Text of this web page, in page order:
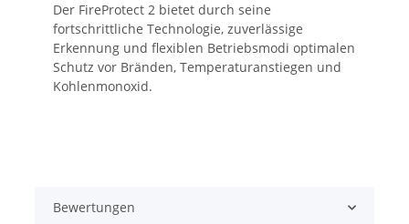
Der FireProtect 2 bietet durch seine
fortschrittliche Technologie, zuverlässige
Erkennung und flexiblen Betriebsmodi optimalen
Schutz vor Bränden, Temperaturanstiegen und
Kohlenmonoxid.
Bewertungen